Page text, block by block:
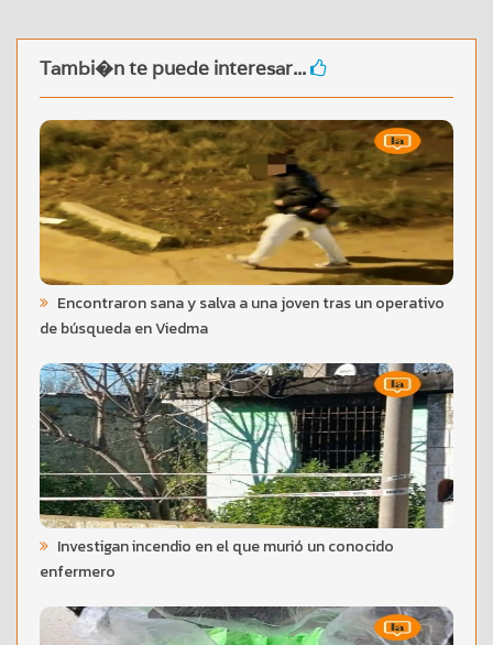
Tambi�n te puede interesar...
Encontraron sana y salva a una joven tras un operativo
de búsqueda en Viedma
Investigan incendio en el que murió un conocido
enfermero